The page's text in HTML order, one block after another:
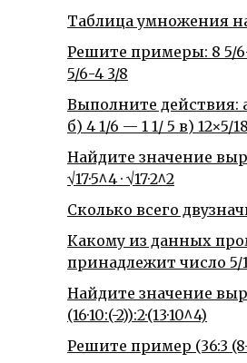
Таблица умножения
Решите примеры: 8 5/
5/6-4 3/8
Выполните действия:
б) 4 1/6 — 1 1/ 5 в) 12×5/
Найдите значение
√17·5^4 · √17·2^2
Сколько всего
Какому из данных
принадлежит число 5/
Найдите значение
(16·10:(-2)):2·(13·10^4)
Решите пример (36:3